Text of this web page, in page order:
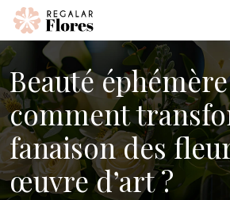
Beauté
comment
fanaison des
œuvre d’art ?